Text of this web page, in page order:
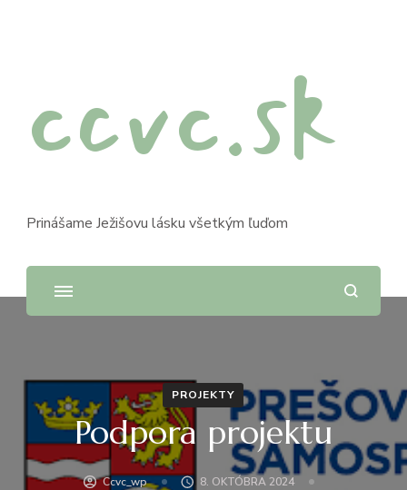
ccvc.sk
Prinášame Ježišovu lásku všetkým ľuďom
PROJEKTY
Podpora projektu
Ccvc_wp
8. OKTÓBRA 2024